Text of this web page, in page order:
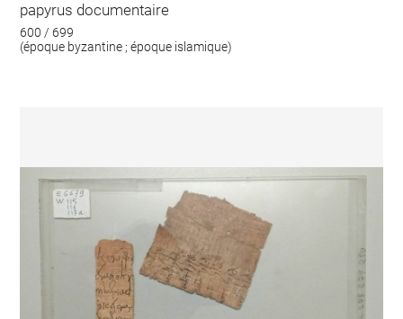
papyrus documentaire
600 / 699
(époque byzantine ; époque islamique)